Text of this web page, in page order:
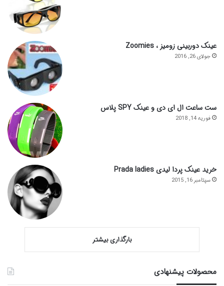
عینک دوربینی زومیز ، Zoomies
جولای 26, 2016
ست ساعت ال ای دی و عینک SPY پلاس
فوریه 14, 2018
خرید عینک پردا لیدی Prada ladies
سپتامبر 16, 2015
بارگذاری بیشتر
محصولات پیشنهادی